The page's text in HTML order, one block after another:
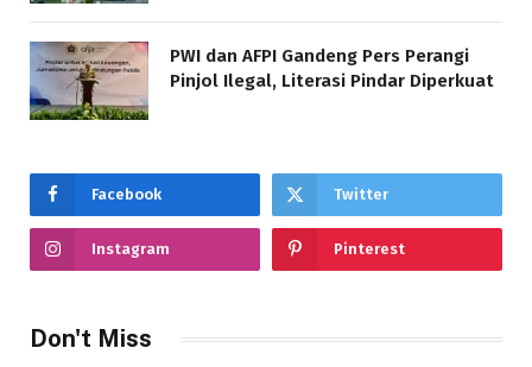
PWI dan AFPI Gandeng Pers Perangi
Pinjol Ilegal, Literasi Pindar Diperkuat
Facebook Twitter
Instagram Pinterest
Don't Miss